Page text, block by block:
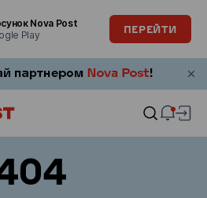
Nova Post
Play
ПЕРЕЙТИ